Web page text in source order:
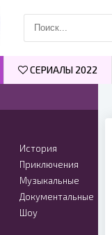
История
Приключения
Музыкальные
Документальные
Шоу
СЕРИАЛЫ 2022